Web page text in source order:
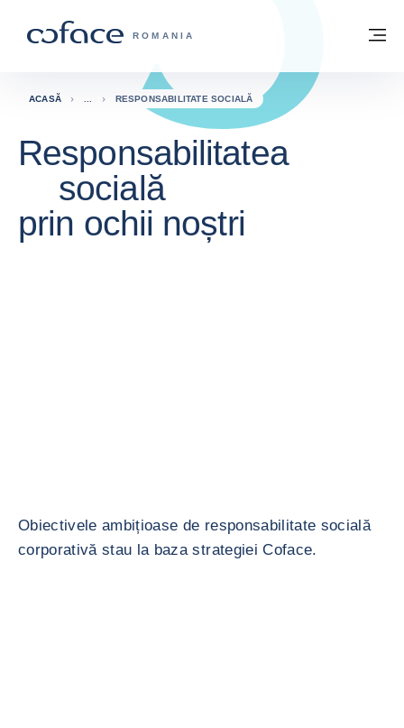
COFACE FOR TRADE - WEBSITE GRUP
ROMANIA
Înapoi la pagina de start
ACASĂ RESPONSABILITATE SOCIALĂ
Responsabilitatea
socială
prin ochii noștri
Obiectivele ambițioase de responsabilitate socială
corporativă stau la baza strategiei Coface.